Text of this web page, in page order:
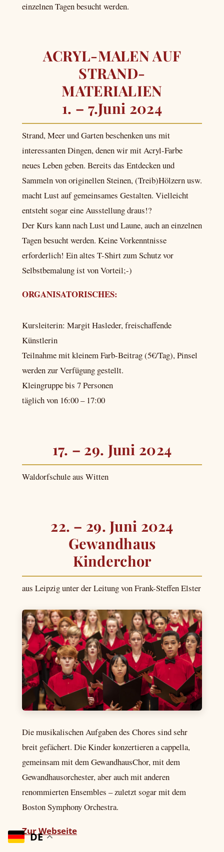
einzelnen Tagen besucht werden.
ACRYL-MALEN AUF
STRAND-
MATERIALIEN
1. – 7.Juni 2024
Strand, Meer und Garten beschenken uns mit
interessanten Dingen, denen wir mit Acryl-Farbe
neues Leben geben. Bereits das Entdecken und
Sammeln von originellen Steinen, (Treib)Hölzern usw.
macht Lust auf gemeinsames Gestalten. Vielleicht
entsteht sogar eine Ausstellung draus!?
Der Kurs kann nach Lust und Laune, auch an einzelnen
Tagen besucht werden. Keine Vorkenntnisse
erforderlich! Ein altes T-Shirt zum Schutz vor
Selbstbemalung ist von Vorteil;-)
ORGANISATORISCHES:
Kursleiterin: Margit Hasleder, freischaffende
Künstlerin
Teilnahme mit kleinem Farb-Beitrag (5€/Tag), Pinsel
werden zur Verfügung gestellt.
Kleingruppe bis 7 Personen
täglich von 16:00 – 17:00
17. – 29. Juni 2024
Waldorfschule aus Witten
22. – 29. Juni 2024
Gewandhaus
Kinderchor
aus Leipzig unter der Leitung von Frank-Steffen Elster
Die musikalischen Aufgaben des Chores sind sehr
breit gefächert. Die Kinder konzertieren a cappella,
gemeinsam mit dem GewandhausChor, mit dem
Gewandhausorchester, aber auch mit anderen
renommierten Ensembles – zuletzt sogar mit dem
Boston Symphony Orchestra.
Zur Webseite
DE